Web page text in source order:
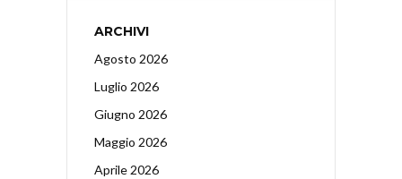
ARCHIVI
Agosto 2026
Luglio 2026
Giugno 2026
Maggio 2026
Aprile 2026